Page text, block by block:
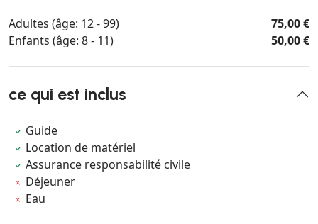
Adultes (âge: 12 - 99)
75,00 €
Enfants (âge: 8 - 11)
50,00 €
ce qui est inclus
Guide
Location de matériel
Assurance responsabilité civile
Déjeuner
Eau